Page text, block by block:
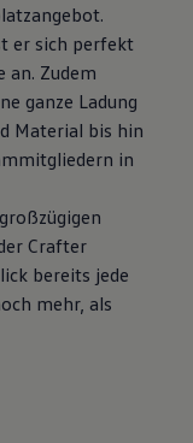
er sich perfekt
an. Zudem
ganze Ladung
Material bis hin
in
Crafter
bereits jede
mehr, als